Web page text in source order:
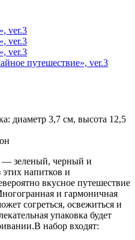
диаметр 3,7 см, высота 12,5
— зеленый, черный и
напитков и
вкусное путешествие
и гармоничная
согреться, освежиться и
упаковка будет
набор входят: